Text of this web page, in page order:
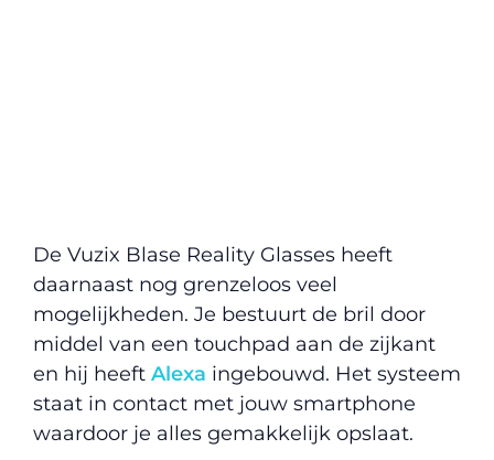
De Vuzix Blase Reality Glasses heeft
daarnaast nog grenzeloos veel
mogelijkheden. Je bestuurt de bril door
middel van een touchpad aan de zijkant
en hij heeft Alexa ingebouwd. Het systeem
staat in contact met jouw smartphone
waardoor je alles gemakkelijk opslaat.